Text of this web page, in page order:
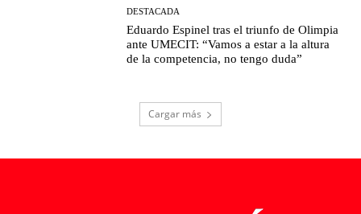
DESTACADA
Eduardo Espinel tras el triunfo de Olimpia
ante UMECIT: “Vamos a estar a la altura
de la competencia, no tengo duda”
Cargar más